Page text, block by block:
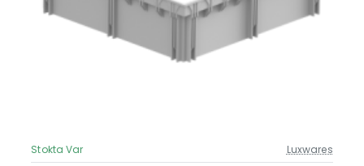
Güncel Fiyat
Stokta Var Luxwares